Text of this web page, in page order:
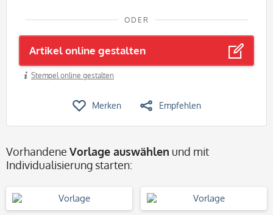
ODER
Artikel online gestalten
Stempel online gestalten
Merken Empfehlen
Vorhandene Vorlage auswählen und mit
Individualisierung starten: